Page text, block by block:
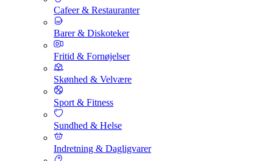
Cafeer & Restauranter
Barer & Diskoteker
Fritid & Fornøjelser
Skønhed & Velvære
Sport & Fitness
Sundhed & Helse
Indretning & Dagligvarer